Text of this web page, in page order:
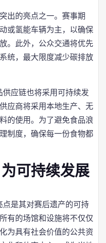
出的亮点之一。赛事期
或氢能车辆为主，以确保
。此外，公众交通将优先
统，最大限度减少碳排放
应链也将采用可持续发
应商将采用本地生产、无
的使用。为了避免食品浪
制度，确保每一份食物都
可持续发展
是其对赛后遗产的可持
有的场馆和设施将不仅仅
为具有社会价值的公共资